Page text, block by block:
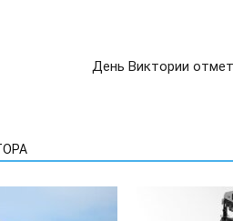
День Виктории